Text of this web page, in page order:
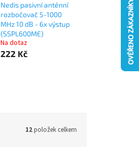
Nedis pasivní anténní
rozbočovač 5-1000
MHz 10 dB - 6x výstup
(SSPL600ME)
Na dotaz
222 Kč
12položek celkem